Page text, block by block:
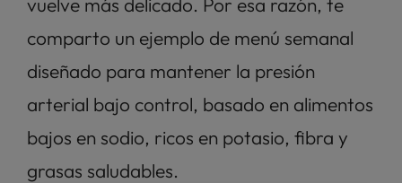
comparto un ejemplo de menú semanal
diseñado para mantener la presión
arterial bajo control, basado en alimentos
bajos en sodio, ricos en potasio, fibra y
grasas saludables.